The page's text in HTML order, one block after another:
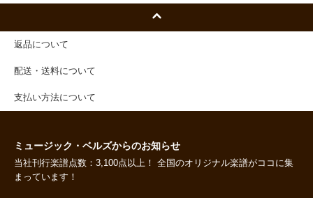
返品について
配送・送料について
支払い方法について
ミュージック・ベルズからのお知らせ
当社刊行楽譜点数：3,100点以上！ 全国のオリジナル楽譜がココに集
まっています！